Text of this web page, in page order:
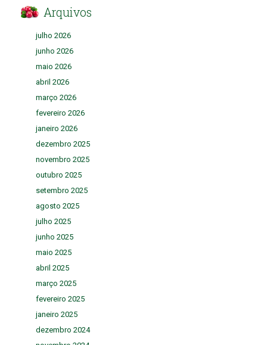
Arquivos
julho 2026
junho 2026
maio 2026
abril 2026
março 2026
fevereiro 2026
janeiro 2026
dezembro 2025
novembro 2025
outubro 2025
setembro 2025
agosto 2025
julho 2025
junho 2025
maio 2025
abril 2025
março 2025
fevereiro 2025
janeiro 2025
dezembro 2024